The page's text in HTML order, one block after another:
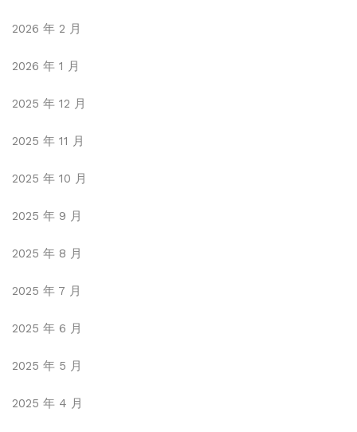
2026 年 2 月
2026 年 1 月
2025 年 12 月
2025 年 11 月
2025 年 10 月
2025 年 9 月
2025 年 8 月
2025 年 7 月
2025 年 6 月
2025 年 5 月
2025 年 4 月